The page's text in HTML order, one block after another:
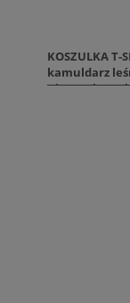
KOSZULKA T-
kamuldarz
nie rozciąga